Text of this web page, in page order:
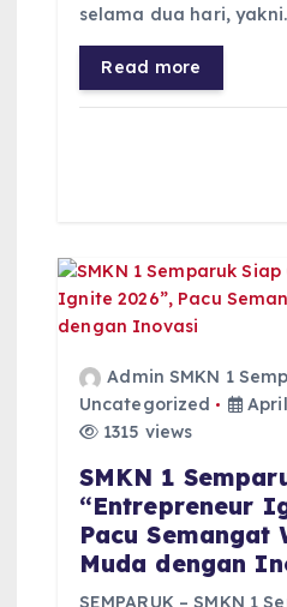
selama dua hari,
Read more
Admin SMKN 1
Uncategorized
April
1315 views
SMKN 1
“Entrepreneur
Pacu Semangat
Muda dengan
SEMPARUK – SMKN 1